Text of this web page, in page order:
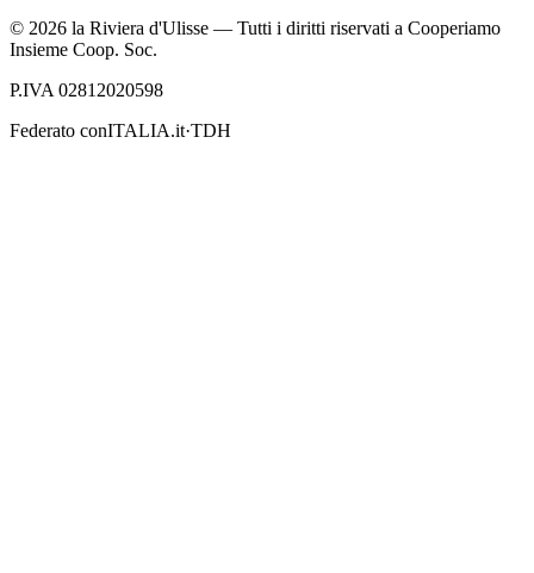
© 2026 la Riviera d'Ulisse — Tutti i diritti riservati a Cooperiamo
Insieme Coop. Soc.
P.IVA 02812020598
Federato conITALIA.it·TDH